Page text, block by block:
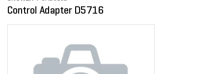
Control Adapter D5716